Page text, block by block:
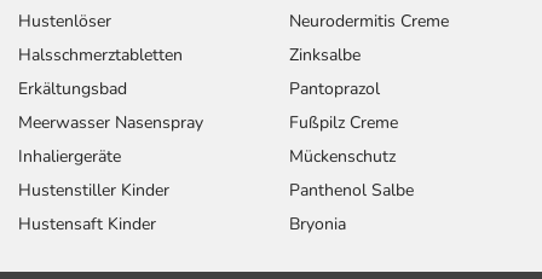
Kombination mit
anderen Arzneimitteln:
Folgebehandlung:
Anwendungshinweise
Die Gesamtdosis sollte nicht ohne Rücksprache mit
einem Arzt oder Apotheker überschritten werden.
Hustenlöser
Halsschmerztabletten
Erkältungsbad
Meerwasser Nasenspray
Inhaliergeräte
Hustenstiller Kinder
Hustensaft Kinder
Neurodermitis Creme
Zinksalbe
Pantoprazol
Fußpilz Creme
Mückenschutz
Panthenol Salbe
Bryonia